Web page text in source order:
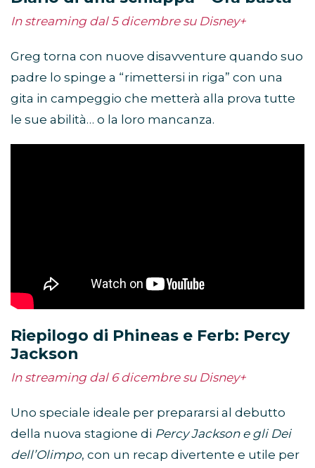
In streaming dal 5 dicembre su Disney+
Greg torna con nuove disavventure quando suo
padre lo spinge a “rimettersi in riga” con una
gita in campeggio che metterà alla prova tutte
le sue abilità… o la loro mancanza.
Riepilogo di Phineas e Ferb: Percy
Jackson
In streaming dal 6 dicembre su Disney+
Uno speciale ideale per prepararsi al debutto
della nuova stagione di Percy Jackson e gli Dei
dell’Olimpo, con un recap divertente e utile per